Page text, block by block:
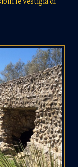
le vestigia di